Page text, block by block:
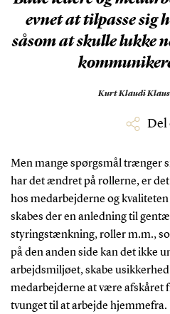
evnet at tilpasse sig
såsom at skulle lukke
Kurt Klaudi
Del
Men mange spørgsmål trænger
har det ændret på rollerne, er
hos medarbejderne og
skabes der en anledning til
styringstænkning, roller m.m.,
på den anden side kan det ikke
arbejdsmiljøet, skabe
medarbejderne at være afskåret
tvunget til at arbejde hjemmefra.